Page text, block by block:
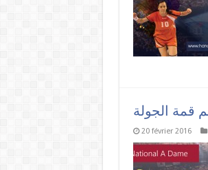
قمة الجولة
20 février 2016